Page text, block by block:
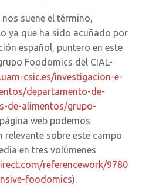
suene el término,
ya que ha sido acuñado por
español, puntero en este
Foodomics del CIAL-
csic.es/investigacion-e-
departamento-de-
de-alimentos/grupo-
web podemos
sobre este campo
en tres volúmenes
referencework/9780
foodomics).